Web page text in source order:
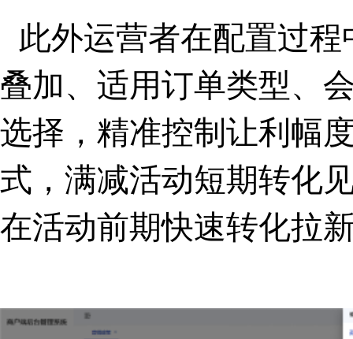
此外运营者在配置过
叠加、适用订单类型、
选择，精准控制让利幅
式，满减活动短期转化
在活动前期快速转化拉